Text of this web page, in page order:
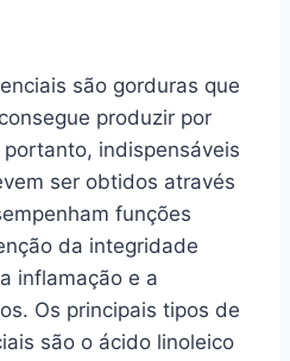
são gorduras que
produzir por
indispensáveis
ser obtidos através
funções
da integridade
inflamação e a
Os principais tipos de
são o ácido linoleico